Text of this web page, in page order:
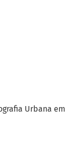
Urbana em